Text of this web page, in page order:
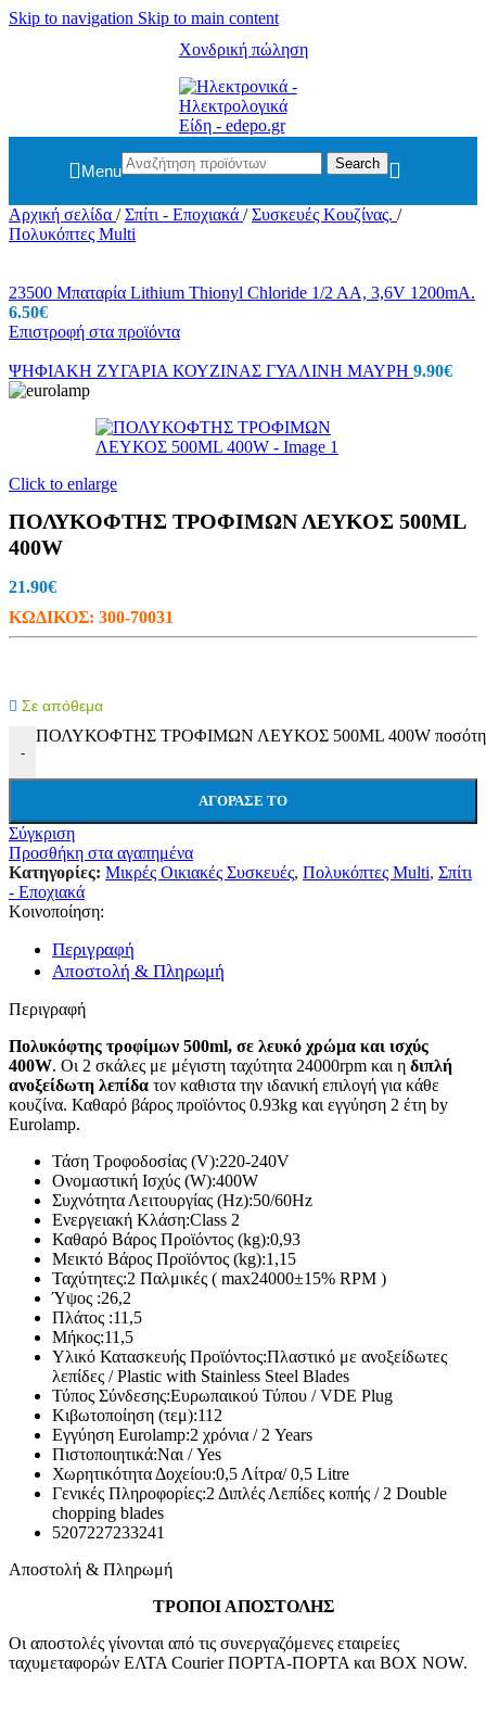
Skip to navigation Skip to main content
Χονδρική πώληση
Menu Search
Αρχική σελίδα / Σπίτι - Εποχιακά / Συσκευές Κουζίνας. /
Πολυκόπτες Multi
23500 Μπαταρία Lithium Thionyl Chloride 1/2 AA, 3,6V 1200mA.
6.50€
Επιστροφή στα προϊόντα
ΨΗΦΙΑΚΗ ΖΥΓΑΡΙΑ ΚΟΥΖΙΝΑΣ ΓΥΑΛΙΝΗ ΜΑΥΡΗ 9.90€
Click to enlarge
ΠΟΛΥΚΟΦΤΗΣ ΤΡΟΦΙΜΩΝ ΛΕΥΚΟΣ 500ML
400W
21.90€
ΚΩΔΙΚΟΣ: 300-70031
Σε απόθεμα
-
ΠΟΛΥΚΟΦΤΗΣ ΤΡΟΦΙΜΩΝ ΛΕΥΚΟΣ 500ML 400W
ΑΓΌΡΑΣΕ ΤΟ
Σύγκριση
Προσθήκη στα αγαπημένα
Κατηγορίες: Μικρές Οικιακές Συσκευές, Πολυκόπτες Multi, Σπίτι
- Εποχιακά
Κοινοποίηση:
Περιγραφή
Αποστολή & Πληρωμή
Περιγραφή
Πολυκόφτης τροφίμων 500ml, σε λευκό χρώμα και ισχύς
400W. Οι 2 σκάλες με μέγιστη ταχύτητα 24000rpm και η διπλή
ανοξείδωτη λεπίδα τον καθιστα την ιδανική επιλογή για κάθε
κουζίνα. Καθαρό βάρος προϊόντος 0.93kg και εγγύηση 2 έτη by
Eurolamp.
Τάση Τροφοδοσίας (V):220-240V
Ονομαστική Ισχύς (W):400W
Συχνότητα Λειτουργίας (Hz):50/60Hz
Ενεργειακή Κλάση:Class 2
Καθαρό Βάρος Προϊόντος (kg):0,93
Μεικτό Βάρος Προϊόντος (kg):1,15
Ταχύτητες:2 Παλμικές ( max24000±15% RPM )
Ύψος :26,2
Πλάτος :11,5
Μήκος:11,5
Υλικό Κατασκευής Προϊόντος:Πλαστικό με ανοξείδωτες
λεπίδες / Plastic with Stainless Steel Blades
Τύπος Σύνδεσης:Ευρωπαικού Τύπου / VDE Plug
Κιβωτοποίηση (τεμ):112
Εγγύηση Eurolamp:2 χρόνια / 2 Years
Πιστοποιητικά:Ναι / Yes
Χωρητικότητα Δοχείου:0,5 Λίτρα/ 0,5 Litre
Γενικές Πληροφορίες:2 Διπλές Λεπίδες κοπής / 2 Double
chopping blades
5207227233241
Αποστολή & Πληρωμή
ΤΡΟΠΟΙ ΑΠΟΣΤΟΛΗΣ
Οι αποστολές γίνονται από τις συνεργαζόμενες εταιρείες
ταχυμεταφορών ΕΛΤΑ Courier ΠΟΡΤΑ-ΠΟΡΤΑ και BOX NOW.